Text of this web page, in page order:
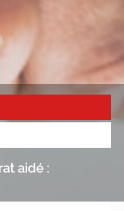
aidé :